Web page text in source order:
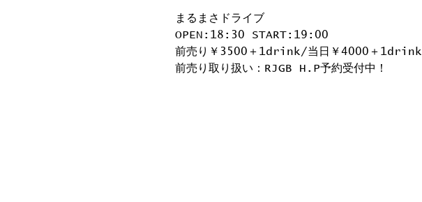
まるまさドライブ
OPEN:18:30 START:19:00
前売り￥3500＋1drink/当日￥4000＋1drink
前売り取り扱い：RJGB H.P予約受付中！